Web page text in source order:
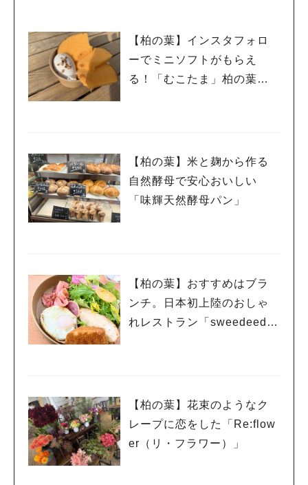
【柏の葉】インスタフォロ
ーでミニソフトがもらえ
る！「むこたま」柏の葉店
【柏の葉】米と麹から作る
自然酵母で安心おいしい
「味輝天然酵母パン」
【柏の葉】おすすめはブラ
ンチ。日本初上陸のおしゃ
れレストラン「sweedeede
【柏の葉】花束のようなク
レープに恋をした「Re:flow
er（リ・フラワー）」